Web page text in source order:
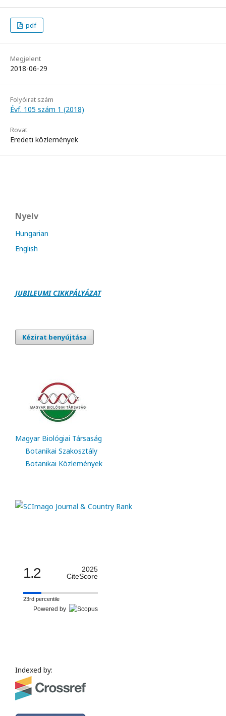
pdf
Megjelent
2018-06-29
Folyóirat szám
Évf. 105 szám 1 (2018)
Rovat
Eredeti közlemények
Nyelv
Hungarian
English
JUBILEUMI CIKKPÁLYÁZAT
Kézirat benyújtása
Magyar Biológiai Társaság
Botanikai Szakosztály
Botanikai Közlemények
1.2
2025
CiteScore
23rd percentile
Powered by
Indexed by: